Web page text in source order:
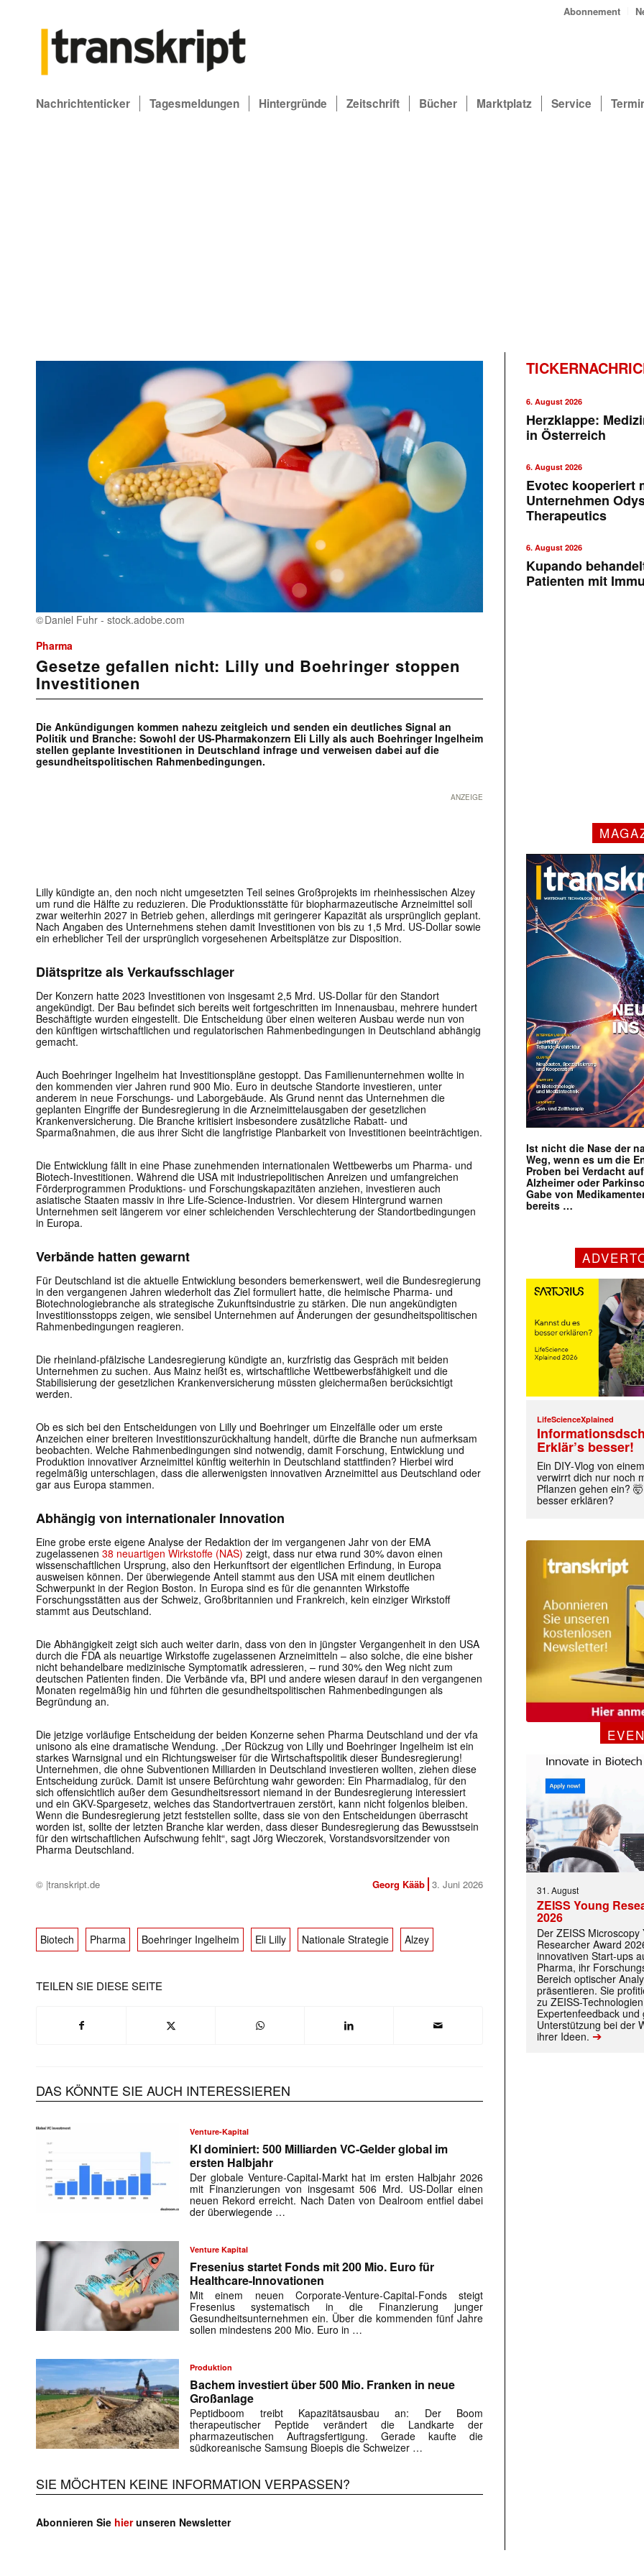
Mit dem |transkript-Newsletter jede Woche aktuell
Abonnement
Nachrichtenticker Tagesmeldungen Hintergründe Zeitschrift Bücher Marktplatz Service
Daniel Fuhr - stock.adobe.com
Pharma
Gesetze gefallen nicht: Lilly und Boehringer stoppen
Investitionen
Die Ankündigungen kommen nahezu zeitgleich und senden ein deutliches Signal an
Politik und Branche: Sowohl der US-Pharmakonzern Eli Lilly als auch Boehringer Ingelheim
stellen geplante Investitionen in Deutschland infrage und verweisen dabei auf die
gesundheitspolitischen Rahmenbedingungen.
ANZEIGE
Lilly kündigte an, den noch nicht umgesetzten Teil seines Großprojekts im rheinhessischen Alzey
um rund die Hälfte zu reduzieren. Die Produktionsstätte für biopharmazeutische Arzneimittel soll
zwar weiterhin 2027 in Betrieb gehen, allerdings mit geringerer Kapazität als ursprünglich geplant.
Nach Angaben des Unternehmens stehen damit Investitionen von bis zu 1,5 Mrd. US-Dollar sowie
ein erheblicher Teil der ursprünglich vorgesehenen Arbeitsplätze zur Disposition.
Diätspritze als Verkaufsschlager
Der Konzern hatte 2023 Investitionen von insgesamt 2,5 Mrd. US-Dollar für den Standort
angekündigt. Der Bau befindet sich bereits weit fortgeschritten im Innenausbau, mehrere hundert
Beschäftigte wurden eingestellt. Die Entscheidung über einen weiteren Ausbau werde nun von
den künftigen wirtschaftlichen und regulatorischen Rahmenbedingungen in Deutschland abhängig
gemacht.
Auch Boehringer Ingelheim hat Investitionspläne gestoppt. Das Familienunternehmen wollte in
den kommenden vier Jahren rund 900 Mio. Euro in deutsche Standorte investieren, unter
anderem in neue Forschungs- und Laborgebäude. Als Grund nennt das Unternehmen die
geplanten Eingriffe der Bundesregierung in die Arzneimittelausgaben der gesetzlichen
Krankenversicherung. Die Branche kritisiert insbesondere zusätzliche Rabatt- und
Sparmaßnahmen, die aus ihrer Sicht die langfristige Planbarkeit von Investitionen beeinträchtigen.
Die Entwicklung fällt in eine Phase zunehmenden internationalen Wettbewerbs um Pharma- und
Biotech-Investitionen. Während die USA mit industriepolitischen Anreizen und umfangreichen
Förderprogrammen Produktions- und Forschungskapazitäten anziehen, investieren auch
asiatische Staaten massiv in ihre Life-Science-Industrien. Vor diesem Hintergrund warnen
Unternehmen seit längerem vor einer schleichenden Verschlechterung der Standortbedingungen
in Europa.
Verbände hatten gewarnt
Für Deutschland ist die aktuelle Entwicklung besonders bemerkenswert, weil die Bundesregierung
in den vergangenen Jahren wiederholt das Ziel formuliert hatte, die heimische Pharma- und
Biotechnologiebranche als strategische Zukunftsindustrie zu stärken. Die nun angekündigten
Investitionsstopps zeigen, wie sensibel Unternehmen auf Änderungen der gesundheitspolitischen
Rahmenbedingungen reagieren.
Die rheinland-pfälzische Landesregierung kündigte an, kurzfristig das Gespräch mit beiden
Unternehmen zu suchen. Aus Mainz heißt es, wirtschaftliche Wettbewerbsfähigkeit und die
Stabilisierung der gesetzlichen Krankenversicherung müssten gleichermaßen berücksichtigt
werden.
Ob es sich bei den Entscheidungen von Lilly und Boehringer um Einzelfälle oder um erste
Anzeichen einer breiteren Investitionszurückhaltung handelt, dürfte die Branche nun aufmerksam
beobachten. Welche Rahmenbedingungen sind notwendig, damit Forschung, Entwicklung und
Produktion innovativer Arzneimittel künftig weiterhin in Deutschland stattfinden? Hierbei wird
regelmäßig unterschlagen, dass die allerwenigsten innovativen Arzneimittel aus Deutschland oder
gar aus Europa stammen.
Abhängig von internationaler Innovation
Eine grobe erste eigene Analyse der Redaktion der im vergangenen Jahr von der EMA
zugelassenen 38 neuartigen Wirkstoffe (NAS) zeigt, dass nur etwa rund 30% davon einen
wissenschaftlichen Ursprung, also den Herkunftsort der eigentlichen Erfindung, in Europa
ausweisen können. Der überwiegende Anteil stammt aus den USA mit einem deutlichen
Schwerpunkt in der Region Boston. In Europa sind es für die genannten Wirkstoffe
Forschungsstätten aus der Schweiz, Großbritannien und Frankreich, kein einziger Wirkstoff
stammt aus Deutschland.
Die Abhängigkeit zeigt sich auch weiter darin, dass von den in jüngster Vergangenheit in den USA
durch die FDA als neuartige Wirkstoffe zugelassenen Arzneimitteln – also solche, die eine bisher
nicht behandelbare medizinische Symptomatik adressieren, – rund 30% den Weg nicht zum
deutschen Patienten finden. Die Verbände vfa, BPI und andere wiesen darauf in den vergangenen
Monaten regelmäßig hin und führten die gesundheitspolitischen Rahmenbedingungen als
Begründung an.
Die jetzige vorläufige Entscheidung der beiden Konzerne sehen Pharma Deutschland und der vfa
unisono als eine dramatische Wendung. „Der Rückzug von Lilly und Boehringer Ingelheim ist ein
starkes Warnsignal und ein Richtungsweiser für die Wirtschaftspolitik dieser Bundesregierung!
Unternehmen, die ohne Subventionen Milliarden in Deutschland investieren wollten, ziehen diese
Entscheidung zurück. Damit ist unsere Befürchtung wahr geworden: Ein Pharmadialog, für den
sich offensichtlich außer dem Gesundheitsressort niemand in der Bundesregierung interessiert
und ein GKV-Spargesetz, welches das Standortvertrauen zerstört, kann nicht folgenlos bleiben.
Wenn die Bundesregierung jetzt feststellen sollte, dass sie von den Entscheidungen überrascht
worden ist, sollte der letzten Branche klar werden, dass dieser Bundesregierung das Bewusstsein
für den wirtschaftlichen Aufschwung fehlt“, sagt Jörg Wieczorek, Vorstandsvorsitzender von
Pharma Deutschland.
© |transkript.de Georg Kääb 3. Juni 2026
Biotech Pharma Boehringer Ingelheim Eli Lilly Nationale Strategie Alzey
TEILEN SIE DIESE SEITE
DAS KÖNNTE SIE AUCH INTERESSIEREN
Venture-Kapital
KI dominiert: 500 Milliarden VC-Gelder global im
ersten Halbjahr
Der globale Venture-Capital-Markt hat im ersten Halbjahr 2026
mit Finanzierungen von insgesamt 506 Mrd. US-Dollar einen
neuen Rekord erreicht. Nach Daten von Dealroom entfiel dabei
der überwiegende …
Venture Kapital
Fresenius startet Fonds mit 200 Mio. Euro für
Healthcare-Innovationen
Mit einem neuen Corporate-Venture-Capital-Fonds steigt
Fresenius systematisch in die Finanzierung junger
Gesundheitsunternehmen ein. Über die kommenden fünf Jahre
sollen mindestens 200 Mio. Euro in …
Produktion
Bachem investiert über 500 Mio. Franken in neue
Großanlage
Peptidboom treibt Kapazitätsausbau an: Der Boom
therapeutischer Peptide verändert die Landkarte der
pharmazeutischen Auftragsfertigung. Gerade kaufte die
südkoreanische Samsung Bioepis die Schweizer …
SIE MÖCHTEN KEINE INFORMATION VERPASSEN?
Abonnieren Sie hierunseren Newsletter
6. August 2026
Herzklappe:
in Österreich
6. August 2026
Evotec kooperiert
Unternehmen
Therapeutics
6. August 2026
Kupando
Patienten mit
Ist nicht die Nase der
Weg, wenn es um die
Proben bei Verdacht
Alzheimer oder
Gabe von
bereits …
LifeScienceXplained
Erklär’s besser!
Ein DIY‑Vlog von
verwirrt dich nur noch
Pflanzen gehen ein?
besser erklären?
31. August
ZEISS Young
2026
Der ZEISS Microscopy
Researcher Award
innovativen Start-ups
Pharma, ihr
Bereich optischer
präsentieren. Sie
zu ZEISS-
Expertenfeedback und
Unterstützung bei der
ihrer Ideen. ➔